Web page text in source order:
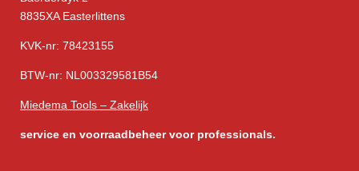
8835XA Easterlittens
KVK-nr: 78423155
BTW-nr: NL003329581B54
Miedema Tools – Zakelijk
service en voorraadbeheer voor professionals.